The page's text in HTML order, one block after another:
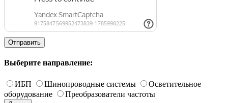
Отправить
Выберите направление:
ИБП Шинопроводные системы
Осветительное
оборудование
Преобразователи частоты